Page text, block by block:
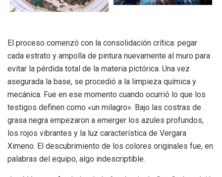
El proceso comenzó con la consolidación crítica: pegar
cada estrato y ampolla de pintura nuevamente al muro para
evitar la pérdida total de la materia pictórica. Una vez
asegurada la base, se procedió a la limpieza química y
mecánica. Fue en ese momento cuando ocurrió lo que los
testigos definen como «un milagro». Bajo las costras de
grasa negra empezaron a emerger los azules profundos,
los rojos vibrantes y la luz característica de Vergara
Ximeno. El descubrimiento de los colores originales fue, en
palabras del equipo, algo indescriptible.